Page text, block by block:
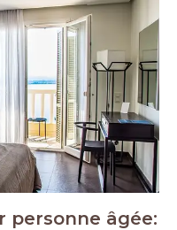
personne âgée: